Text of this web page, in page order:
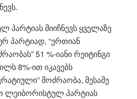
პარტიას მიიჩნევს ყველაზე
პარტიად, “ერთიან
51 %-იანი რეიტინგი
8%-ით იკავებს
მოძრაობა, მესამე
ლეიბორისტულ პარტიას